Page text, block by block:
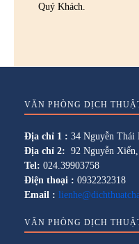
Quý Khách.
VĂN PHÒNG DỊCH
Địa chỉ 1 : 34 Nguyễn Thái
Địa chỉ 2: 92 Nguyễn
Tel: 024.39903758
Điện thoại : 0932232318
Email :
VĂN PHÒNG DỊCH